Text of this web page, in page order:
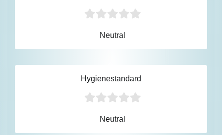
Neutral
Hygienestandard
Neutral